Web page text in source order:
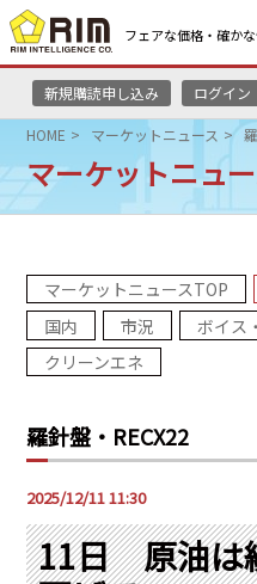
フェアな価格・確か
新規購読申し込み ログイン
MENU
HOME
リムレポート
メソドロジー
コンサルティング
PRA原則
HOME マーケットニュース
マーケットニュ
マーケットニュースTOP
国内
市況 ボイス
クリーンエネ
羅針盤・RECX22
2025/12/11 11:30
11日 原油は